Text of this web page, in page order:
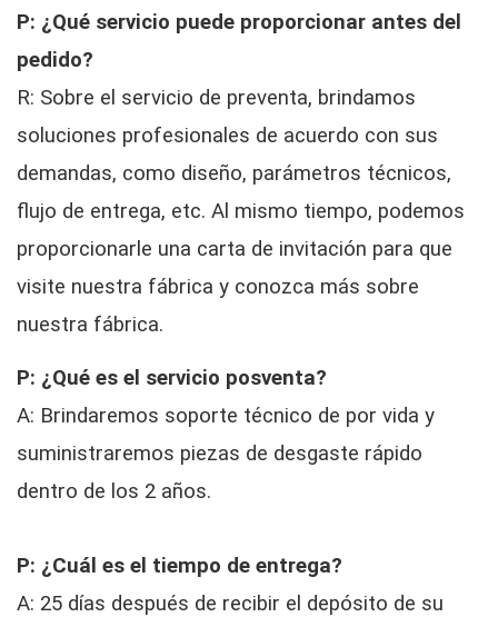
P: ¿Qué servicio puede proporcionar antes del
pedido?
R: Sobre el servicio de preventa, brindamos
soluciones profesionales de acuerdo con sus
demandas, como diseño, parámetros técnicos,
flujo de entrega, etc. Al mismo tiempo, podemos
proporcionarle una carta de invitación para que
visite nuestra fábrica y conozca más sobre
nuestra fábrica.
P: ¿Qué es el servicio posventa?
A: Brindaremos soporte técnico de por vida y
suministraremos piezas de desgaste rápido
dentro de los 2 años.
P: ¿Cuál es el tiempo de entrega?
A: 25 días después de recibir el depósito de su